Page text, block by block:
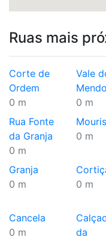
Ruas mais
Corte de
Ordem
0 m
Vale
Mendo
0 m
Rua Fonte
da Granja
0 m
0 m
Granja
0 m
0 m
Cancela
0 m
da